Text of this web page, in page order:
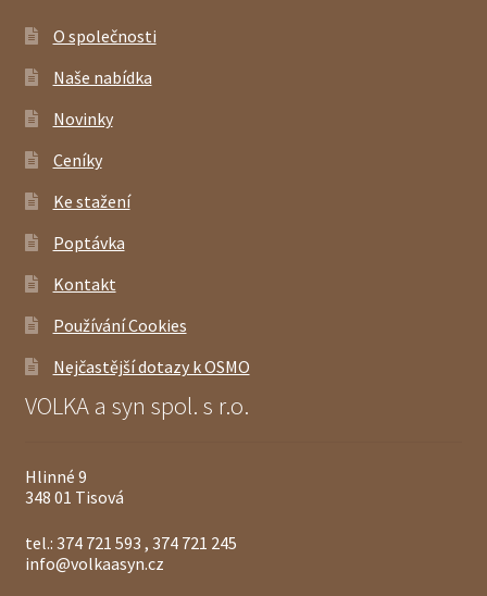
O společnosti
Naše nabídka
Novinky
Ceníky
Ke stažení
Poptávka
Kontakt
Používání Cookies
Nejčastější dotazy k OSMO
VOLKA a syn spol. s r.o.
Hlinné 9
348 01 Tisová
tel.: 374 721 593 , 374 721 245
info@volkaasyn.cz